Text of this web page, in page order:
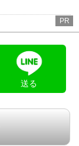
PR
送る